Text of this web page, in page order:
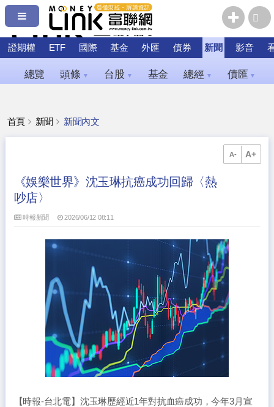
證期權 ETF 國際 基金 外匯 債券 新聞 影音
總覽 頭條 ▼ 台股 ▼ 基金 總經 ▼ 債匯 ▼
首頁 新聞 新聞內文
A- A+
《娛樂世界》沈玉琳抗癌成功回歸〈熱
吵店〉
時報新聞 2026/06/12 08:11
【時報-台北電】沈玉琳歷經近1年對抗血癌成功，今年3月宣